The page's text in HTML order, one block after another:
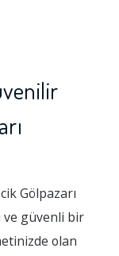
Gölpazarı
ve güvenli bir
olan